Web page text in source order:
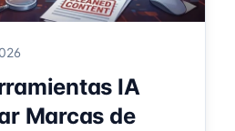
IA
Marcas de